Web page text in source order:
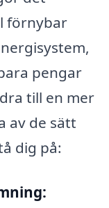
förnybar
pengar
till en mer
av de sätt
dig på: